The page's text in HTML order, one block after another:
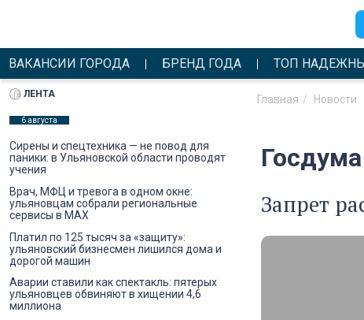
ВАКАНСИИ ГОРОДА БРЕНД ГОДА ТОП
Главная Новости
Запрет
ЛЕНТА
6 августа
Сирены и спецтехника — не повод для
паники: в Ульяновской области проводят
учения
Врач, МФЦ и тревога в одном окне:
ульяновцам собрали региональные
сервисы в MAX
Платил по 125 тысяч за «защиту»:
ульяновский бизнесмен лишился дома и
дорогой машин
Аварии ставили как спектакль: пятерых
ульяновцев обвиняют в хищении 4,6
миллиона